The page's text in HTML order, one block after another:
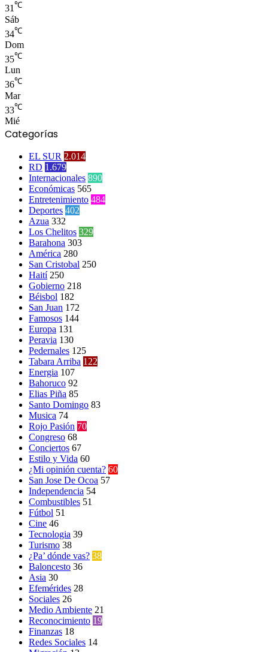
31℃
Sáb
34℃
Dom
35℃
Lun
36℃
Mar
33℃
Mié
Categorías
EL SUR 2.014
RD 1.679
Internacionales 890
Económicas 565
Entretenimiento 484
Deportes 402
Azua 332
Los Chelitos 329
Barahona 303
América 280
San Cristobal 250
Haití 250
Gobierno 218
Béisbol 182
San Juan 172
Famosos 144
Europa 131
Peravia 130
Pedernales 125
Tabara Arriba 122
Energia 107
Bahoruco 92
Elias Piña 85
Santo Domingo 83
Musica 74
Rojo Pasión 70
Congreso 68
Conciertos 67
Estilo y Vida 60
¿Mi opinión cuenta? 60
San Jose De Ocoa 57
Independencia 54
Combustibles 51
Fútbol 51
Cine 46
Tecnologia 39
Turismo 38
¿Pa’ dónde vas? 38
Baloncesto 36
Asia 30
Efemérides 28
Sociales 26
Medio Ambiente 21
Reconocimiento 19
Finanzas 18
Redes Sociales 14